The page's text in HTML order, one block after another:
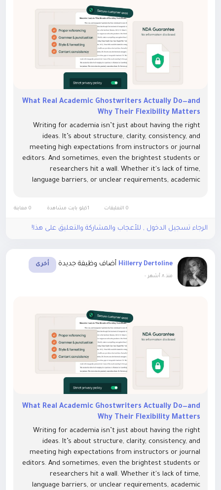
What Real Academic Ghostwriters Actually Do—and
Why Their Flexibility Matters
Writing for academia isn’t just about having the right
ideas. It’s about structure, clarity, consistency, and
meeting high expectations from instructors or journal
editors. And sometimes, even the brightest students or
researchers hit a wall. Whether it's lack of time,
language barriers, or unclear requirements, academic
0 التعليقات 0 معاينة
الرجاء تسجيل الدخول , للأعجاب والمشاركة والتعليق على هذا!
Hillerry Dertoline أضاف وظيفة جديدة أخرى
منذ ٨ أشهر -
What Real Academic Ghostwriters Actually Do—and
Why Their Flexibility Matters
Writing for academia isn’t just about having the right
ideas. It’s about structure, clarity, consistency, and
meeting high expectations from instructors or journal
editors. And sometimes, even the brightest students or
researchers hit a wall. Whether it's lack of time,
language barriers, or unclear requirements, academic